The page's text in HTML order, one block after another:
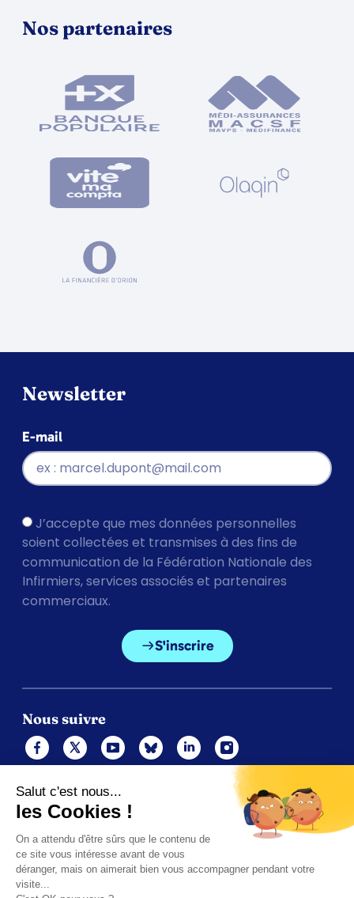
Nos partenaires
Newsletter
E-mail
J’accepte que mes données personnelles
soient collectées et transmises à des fins de
communication de la Fédération Nationale des
Infirmiers, services associés et partenaires
commerciaux.
S'inscrire
Nous suivre
Mentions légales
Politique de cookies
Gérer les cookies